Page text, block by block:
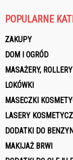
POPULARNE
ZAKUPY
DOM I OGRÓD
MASAŻERY,
LOKÓWKI
MASECZKI
LASERY
DODATKI DO
MAKIJAŻ BRWI